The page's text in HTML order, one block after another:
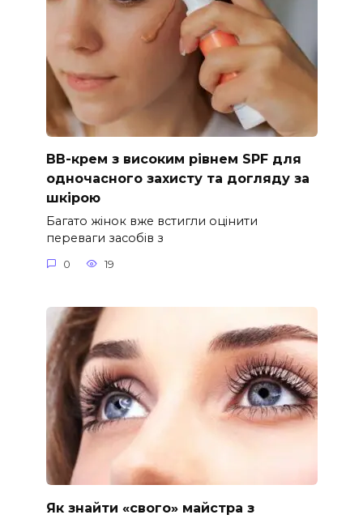
ВВ-крем з високим рівнем SPF для
одночасного захисту та догляду за
шкірою
Багато жінок вже встигли оцінити
переваги засобів з
0 19
Як знайти «свого» майстра з